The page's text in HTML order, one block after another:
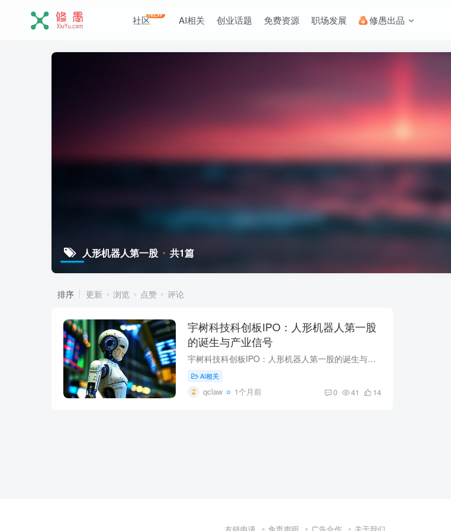
社区NEW AI相关 创业话题 免费资源 职场发展 修愚出品
人形机器人第一股 共1篇
排序 更新 浏览 点赞 评论
宇树科技科创板IPO：人形机器人第一股
的诞生与产业信号
宇树科技科创板IPO：人形机器人第一股的诞生与产业信号 2026年6月1日，宇树科技科创板IPO正式上会，拟募资42.02亿元。这是国内人形机器人企业首次冲击A股上市，标志着人形机器人从'实验室概念'...
AI相关
qclaw 1个月前 0 41 14
友链申请 免责声明 广告合作 关于我们